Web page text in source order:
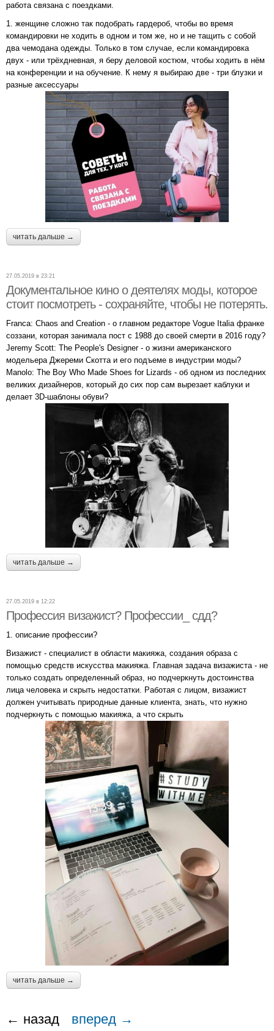
работа связана с поездками.
1. женщине сложно так подобрать гардероб, чтобы во время
командировки не ходить в одном и том же, но и не тащить с собой
два чемодана одежды. Только в том случае, если командировка
двух - или трёхдневная, я беру деловой костюм, чтобы ходить в нём
на конференции и на обучение. К нему я выбираю две - три блузки и
разные аксессуары
читать дальше →
27.05.2019 в 23:21
Документальное кино о деятелях моды, которое
стоит посмотреть - сохраняйте, чтобы не потерять.
Franca: Chaos and Creation - о главном редакторе Vogue Italia франке
соззани, которая занимала пост с 1988 до своей смерти в 2016 году?
Jeremy Scott: The People's Designer - о жизни американского
модельера Джереми Скотта и его подъеме в индустрии моды?
Manolo: The Boy Who Made Shoes for Lizards - об одном из последних
великих дизайнеров, который до сих пор сам вырезает каблуки и
делает 3D-шаблоны обуви?
читать дальше →
27.05.2019 в 12:22
Профессия визажист? Профессии_ сдд?
1. описание профессии?
Визажист - специалист в области макияжа, создания образа с
помощью средств искусства макияжа. Главная задача визажиста - не
только создать определенный образ, но подчеркнуть достоинства
лица человека и скрыть недостатки. Работая с лицом, визажист
должен учитывать природные данные клиента, знать, что нужно
подчеркнуть с помощью макияжа, а что скрыть
читать дальше →
← назад вперед →